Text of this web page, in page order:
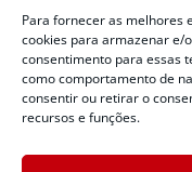
Para fornecer as melhores
cookies para armazenar e/
consentimento para essas
como comportamento de
consentir ou retirar o
recursos e funções.
Alertas Defesa Civil:
SMS 40199
ENDEREÇO
Defesa Civil do
Bairro: